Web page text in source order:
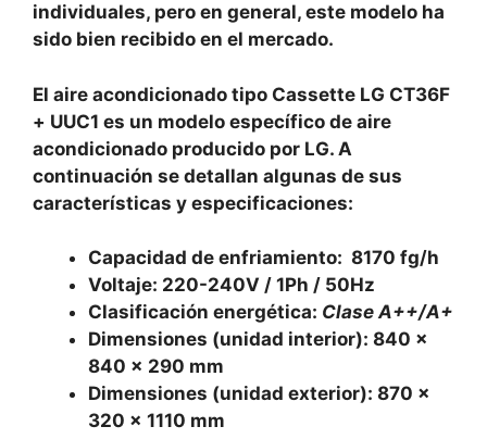
individuales, pero en general, este modelo ha
sido bien recibido en el mercado.
El aire acondicionado tipo Cassette LG CT36F
+ UUC1 es un modelo específico de aire
acondicionado producido por LG. A
continuación se detallan algunas de sus
características y especificaciones:
Capacidad de enfriamiento: 8170 fg/h
Voltaje: 220-240V / 1Ph / 50Hz
Clasificación energética: Clase A++/A+
Dimensiones (unidad interior): 840 x
840 x 290 mm
Dimensiones (unidad exterior): 870 x
320 x 1110 mm